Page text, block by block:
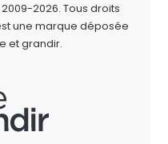
2026. Tous droits
une marque déposée
et grandir.